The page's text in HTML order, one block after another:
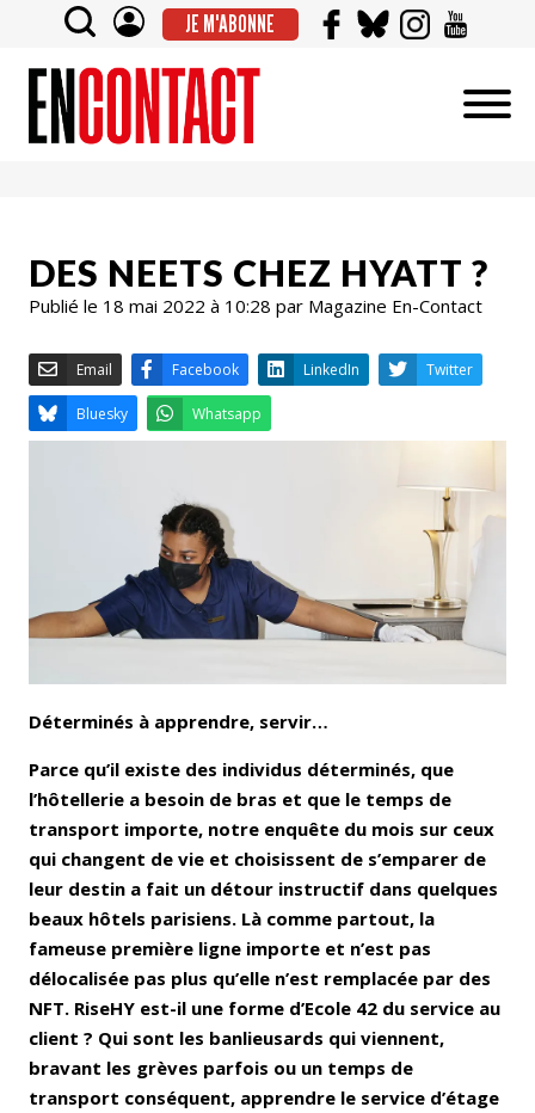
JE M'ABONNE
DES NEETS CHEZ HYATT ?
Publié le 18 mai 2022 à 10:28 par Magazine En-Contact
Déterminés à apprendre, servir…
Parce qu’il existe des individus déterminés, que
l’hôtellerie a besoin de bras et que le temps de
transport importe, notre enquête du mois sur ceux
qui changent de vie et choisissent de s’emparer de
leur destin a fait un détour instructif dans quelques
beaux hôtels parisiens. Là comme partout, la
fameuse première ligne importe et n’est pas
délocalisée pas plus qu’elle n’est remplacée par des
NFT. RiseHY est-il une forme d’Ecole 42 du service au
client ? Qui sont les banlieusards qui viennent,
bravant les grèves parfois ou un temps de
transport conséquent, apprendre le service d’étage